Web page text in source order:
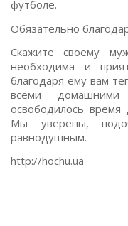
футболе.
Обязательно
Скажите своему
необходима и
благодаря ему вам
всеми
освободилось
Мы уверены,
равнодушным.
http://hochu.ua